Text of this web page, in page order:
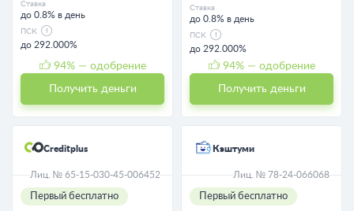
Ставка
до 0.8% в день
ПСК
до 292.000%
94% — одобрение
Получить деньги
Ставка
до 0.8% в день
ПСК
до 292.000%
94% — одобрение
Получить деньги
Creditplus
Лиц. № 65-15-030-45-006452
Первый бесплатно
Кэштуми
Лиц. № 78-24-066068
Первый бесплатно